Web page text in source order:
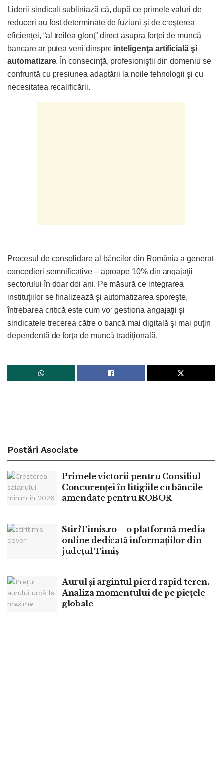
Liderii sindicali subliniază că, după ce primele valuri de
reduceri au fost determinate de fuziuni şi de creşterea
eficienţei, “al treilea glonţ” direct asupra forţei de muncă
bancare ar putea veni dinspre inteligenţa artificială şi
automatizare. În consecinţă, profesioniştii din domeniu se
confruntă cu presiunea adaptării la noile tehnologii şi cu
necesitatea recalificării.
Procesul de consolidare al băncilor din România a generat
concedieri semnificative – aproape 10% din angajaţii
sectorului în doar doi ani. Pe măsură ce integrarea
instituţiilor se finalizează şi automatizarea sporeşte,
întrebarea critică este cum vor gestiona angajaţii şi
sindicatele trecerea către o bancă mai digitală şi mai puţin
dependentă de forţa de muncă tradiţională.
Postări Asociate
Primele victorii pentru Consiliul
Concurenței în litigiile cu băncile
amendate pentru ROBOR
StiriTimis.ro – o platformă media
online dedicată informațiilor din
județul Timiș
Aurul și argintul pierd rapid teren.
Analiza momentului de pe piețele
globale